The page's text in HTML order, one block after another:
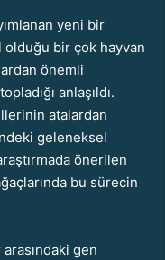
yeni bir
olduğu bir çok hayvan
önemli
anlaşıldı.
atalardan
geleneksel
önerilen
bu sürecin
gen